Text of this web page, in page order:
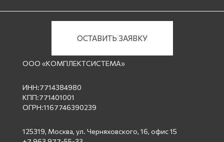
ОСТАВИТЬ ЗАЯВКУ
ООО «КОМПЛЕКТСИСТЕМА»
ИНН:7714384980
КПП:771401001
ОГРН:1167746390239
125319, Москва, ул. Черняховского, 16, офис 15